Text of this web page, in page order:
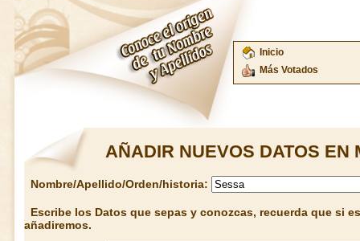
Inicio
Más Votados
AÑADIR NUEVOS DATOS EN
Nombre/Apellido/Orden/historia:
Escribe los Datos que sepas y conozcas, recuerda que si
añadiremos.